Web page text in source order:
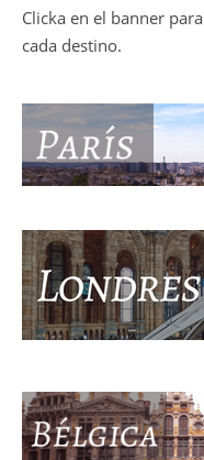
Clicka en el banner
cada destino.